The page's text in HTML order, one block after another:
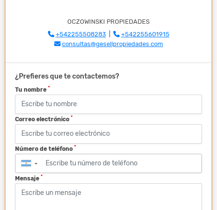
OCZOWINSKI PROPIEDADES
+542255508283|
+542255601915
consultas@gesellpropiedades.com
¿Prefieres que te contactemos?
Tu nombre *
Correo electrónico *
Número de teléfono *
▼
Mensaje *